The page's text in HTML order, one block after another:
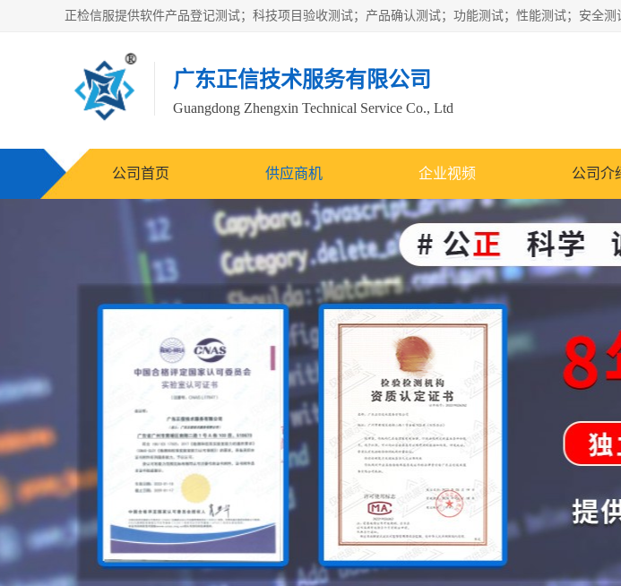
广东正信技术服务有限公司
Guangdong Zhengxin Technical Service Co., Ltd
公司首页 供应商机 企业视频 公司介